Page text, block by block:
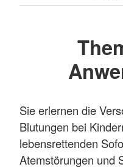
Sie erlernen die
Blutungen bei
lebensrettenden
Atemstörungen und